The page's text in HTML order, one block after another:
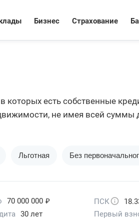
Бизнес Страхование
которых есть собственные
не имея всей суммы
Льготная Без
70 000 000 ₽ ПСК
30 лет Первый